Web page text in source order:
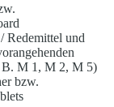
Redemittel und
B. M 1, M 2, M 5)
bzw.